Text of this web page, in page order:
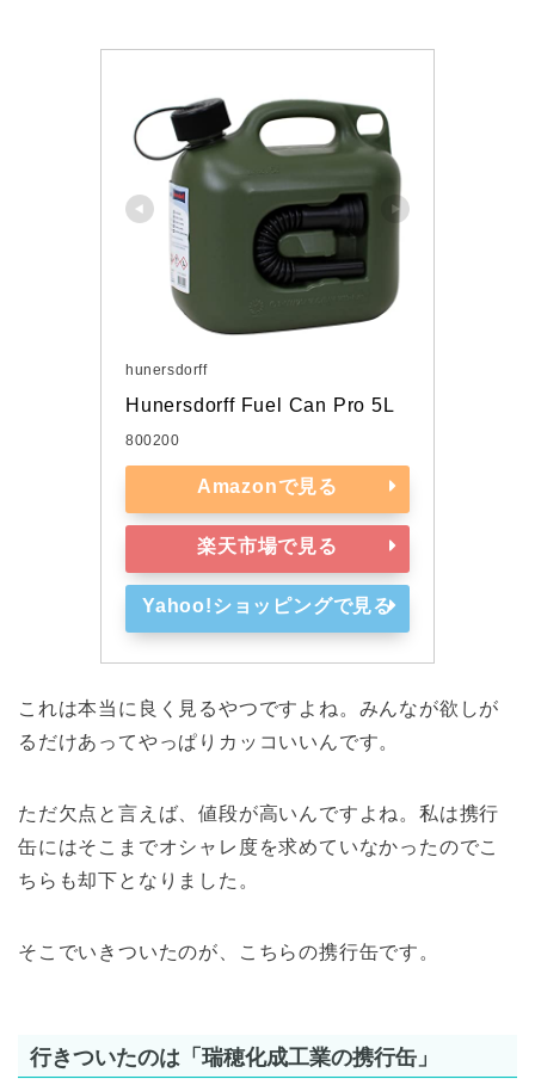
hunersdorff
Hunersdorff Fuel Can Pro 5L
800200
Amazonで見る
楽天市場で見る
Yahoo!ショッピングで見る
これは本当に良く見るやつですよね。みんなが欲しが
るだけあってやっぱりカッコいいんです。
ただ欠点と言えば、値段が高いんですよね。私は携行
缶にはそこまでオシャレ度を求めていなかったのでこ
ちらも却下となりました。
そこでいきついたのが、こちらの携行缶です。
行きついたのは「瑞穂化成工業の携行缶」